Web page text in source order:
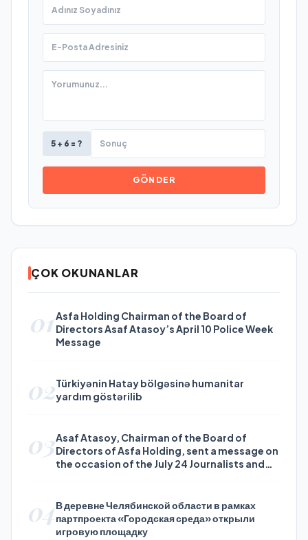
5 + 6 = ?
GÖNDER
ÇOK OKUNANLAR
01 Asfa Holding Chairman of the Board of
Directors Asaf Atasoy’s April 10 Police Week
Message
02Türkiyənin Hatay bölgəsinə humanitar
yardım göstərilib
03Asaf Atasoy, Chairman of the Board of
Directors of Asfa Holding, sent a message on
the occasion of the July 24 Journalists and
04В деревне Челябинской области в рамках
партпроекта «Городская среда» открыли
игровую площадку